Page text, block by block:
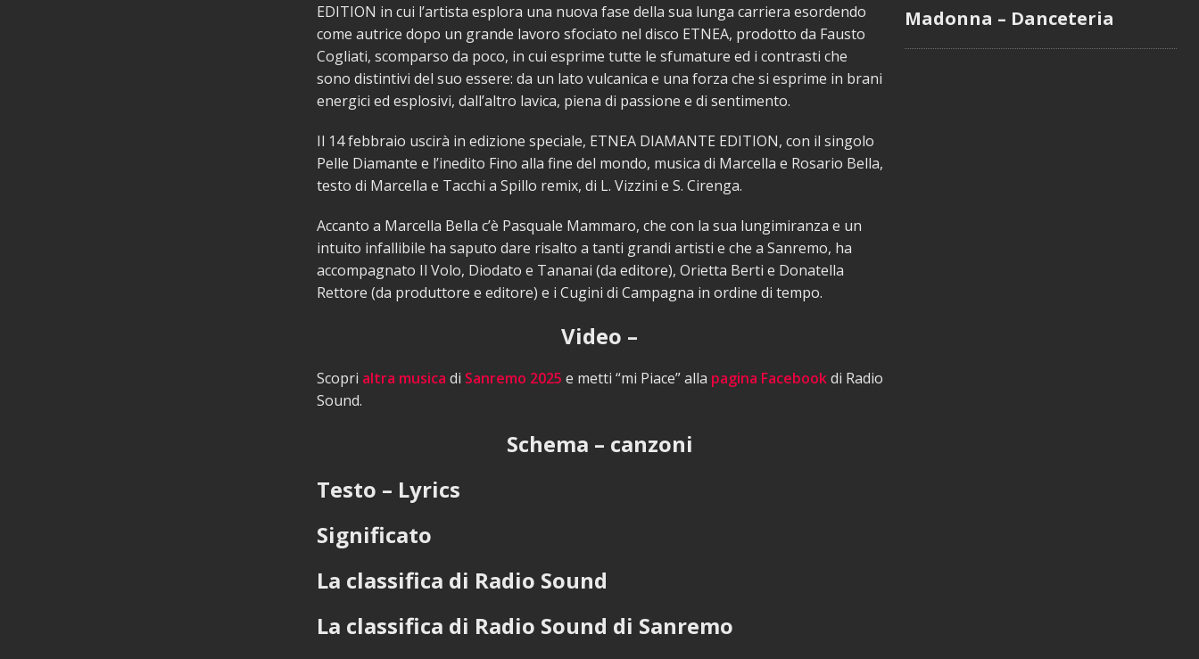
EDITION in cui l’artista esplora una nuova fase della sua lunga carriera esordendo
come autrice dopo un grande lavoro sfociato nel disco ETNEA, prodotto da Fausto
Cogliati, scomparso da poco, in cui esprime tutte le sfumature ed i contrasti che
sono distintivi del suo essere: da un lato vulcanica e una forza che si esprime in brani
energici ed esplosivi, dall’altro lavica, piena di passione e di sentimento.
Il 14 febbraio uscirà in edizione speciale, ETNEA DIAMANTE EDITION, con il singolo
Pelle Diamante e l’inedito Fino alla fine del mondo, musica di Marcella e Rosario Bella,
testo di Marcella e Tacchi a Spillo remix, di L. Vizzini e S. Cirenga.
Accanto a Marcella Bella c’è Pasquale Mammaro, che con la sua lungimiranza e un
intuito infallibile ha saputo dare risalto a tanti grandi artisti e che a Sanremo, ha
accompagnato Il Volo, Diodato e Tananai (da editore), Orietta Berti e Donatella
Rettore (da produttore e editore) e i Cugini di Campagna in ordine di tempo.
Video –
Scopri altra musica di Sanremo 2025 e metti “mi Piace” alla pagina Facebookdi Radio
Sound.
Schema – canzoni
Testo – Lyrics
Significato
La classifica di Radio Sound
La classifica di Radio Sound di Sanremo
Madonna – Danceteria